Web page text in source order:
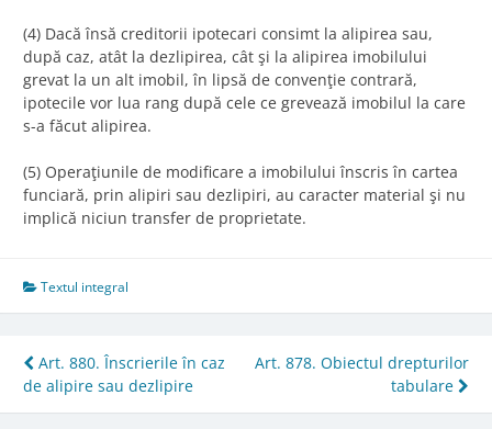
(4) Dacă însă creditorii ipotecari consimt la alipirea sau,
după caz, atât la dezlipirea, cât şi la alipirea imobilului
grevat la un alt imobil, în lipsă de convenţie contrară,
ipotecile vor lua rang după cele ce grevează imobilul la care
s-a făcut alipirea.
(5) Operaţiunile de modificare a imobilului înscris în cartea
funciară, prin alipiri sau dezlipiri, au caracter material şi nu
implică niciun transfer de proprietate.
Textul integral
Post
navigation
Art. 880. Înscrierile în caz
de alipire sau dezlipire
Art. 878. Obiectul drepturilor
tabulare